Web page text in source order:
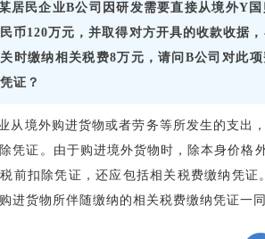
居民企业B公司因研发需要直接从境外Y
币120万元，并取得对方开具的收款收据
时缴纳相关税费8万元，请问B公司对此
证？
从境外购进货物或者劳务等所发生的支出
凭证。由于购进境外货物时，除本身价格
前扣除凭证，还应包括相关税费缴纳凭
进货物所伴随缴纳的相关税费缴纳凭证一